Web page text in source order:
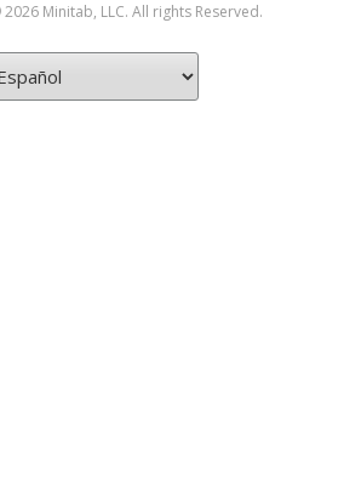
Minitab, LLC. All rights Reserved.